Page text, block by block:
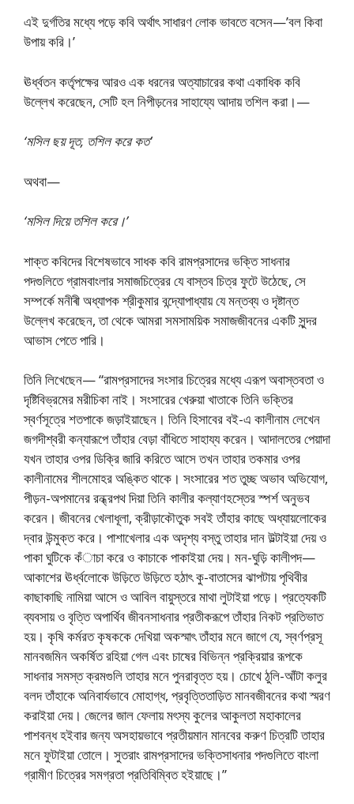
এই দুর্গতির মধ্যে পড়ে কবি অর্থাৎ সাধারণ লোক ভাবতে বসেন—’বল কিবা
উপায় করি।’
ঊর্ধ্বতন কর্তৃপক্ষের আরও এক ধরনের অত্যাচারের কথা একাধিক কবি
উল্লেখ করেছেন, সেটি হল নিপীড়নের সাহায্যে আদায় তশিল করা।—
‘মসিল ছয় দূত, তশিল করে কত’
অথবা—
‘মসিল দিয়ে তশিল করে।’
শাক্ত কবিদের বিশেষভাবে সাধক কবি রামপ্রসাদের ভক্তি সাধনার
পদগুলিতে গ্রামবাংলার সমাজচিত্রের যে বাস্তব চিত্র ফুটে উঠেছে, সে
সম্পর্কে মনীৰী অধ্যাপক শ্রীকুমার বন্দ্যোপাধ্যায় যে মন্তব্য ও দৃষ্টান্ত
উল্লেখ করেছেন, তা থেকে আমরা সমসাময়িক সমাজজীবনের একটি সুন্দর
আভাস পেতে পারি।
তিনি লিখেছেন— “রামপ্রসাদের সংসার চিত্রের মধ্যে এরূপ অবাস্তবতা ও
দৃষ্টিবিভ্রমের মরীচিকা নাই। সংসারের খেরুয়া খাতাকে তিনি ভক্তির
স্বর্ণসূত্রে শতপাকে জড়াইয়াছেন। তিনি হিসাবের বই-এ কালীনাম লেখেন
জগদীশ্বরী কন্যারূপে তাঁহার বেড়া বাঁধিতে সাহায্য করেন। আদালতের পেয়াদা
যখন তাহার ওপর ডিক্রি জারি করিতে আসে তখন তাহার তকমার ওপর
কালীনামের শীলমোহর অঙ্কিত থাকে। সংসারের শত তুচ্ছ অভাব অভিযোগ,
পীড়ন-অপমানের রন্ধ্রপথ দিয়া তিনি কালীর কল্যাণহস্তের স্পর্শ অনুভব
করেন। জীবনের খেলাধূলা, ক্রীড়াকৌতুক সবই তাঁহার কাছে অধ্যায়লোকের
দ্বার উন্মুক্ত করে। পাশাখেলার এক অদৃশ্য বস্তু তাহার দান উল্টাইয়া দেয় ও
পাকা ঘুটিকে কঁাচা করে ও কাচাকে পাকাইয়া দেয়। মন-ঘুড়ি কালীপদ—
আকাশের ঊর্ধ্বলোকে উড়িতে উড়িতে হঠাৎ কু-বাতাসের ঝাপটায় পৃথিবীর
কাছাকাছি নামিয়া আসে ও আবিল বায়ুস্তরে মাথা লুটাইয়া পড়ে। প্রত্যেকটি
ব্যবসায় ও বৃত্তি অপার্থিব জীবনসাধনার প্রতীকরূপে তাঁহার নিকট প্রতিভাত
হয়। কৃষি কর্মরত কৃষককে দেখিয়া অকস্মাৎ তাঁহার মনে জাগে যে, স্বর্ণপ্রসূ
মানবজমিন অকর্ষিত রহিয়া গেল এবং চাষের বিভিন্ন প্রক্রিয়ার রূপকে
সাধনার সমস্ত ক্রমগুলি তাহার মনে পুনরাবৃত্ত হয়। চোখে ঠুলি-আঁটা কলুর
বলদ তাঁহাকে অনিবার্যভাবে মোহাগ্ধ, প্রবৃত্তিতাড়িত মানবজীবনের কথা স্মরণ
করাইয়া দেয়। জেলের জাল ফেলায় মৎস্য কুলের আকুলতা মহাকালের
পাশবন্ধ হইবার জন্য অসহায়ভাবে প্রতীয়মান মানবের করুণ চিত্রটি তাহার
মনে ফুটাইয়া তোলে। সুতরাং রামপ্রসাদের ভক্তিসাধনার পদগুলিতে বাংলা
গ্রামীণ চিত্রের সমগ্রতা প্রতিবিম্বিত হইয়াছে।”